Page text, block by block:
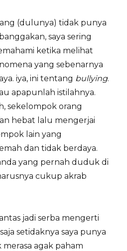
(dulunya) tidak punya
saya sering
ketika melihat
yang sebenarnya
iya, ini tentang bullying.
apapunlah istilahnya.
sekelompok orang
hebat lalu mengerjai
lain yang
dan tidak berdaya.
yang pernah duduk di
cukup akrab
jadi serba mengerti
setidaknya saya punya
agak paham